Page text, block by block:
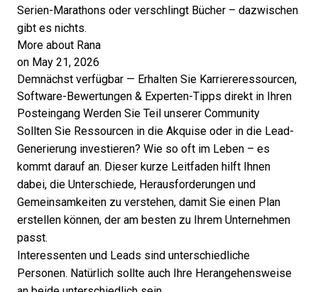
Serien-Marathons oder verschlingt Bücher – dazwischen
gibt es nichts.
More about Rana
on May 21, 2026
Demnächst verfügbar — Erhalten Sie Karriereressourcen,
Software-Bewertungen & Experten-Tipps direkt in Ihren
Posteingang Werden Sie Teil unserer Community
Sollten Sie Ressourcen in die Akquise oder in die Lead-
Generierung investieren? Wie so oft im Leben – es
kommt darauf an. Dieser kurze Leitfaden hilft Ihnen
dabei, die Unterschiede, Herausforderungen und
Gemeinsamkeiten zu verstehen, damit Sie einen Plan
erstellen können, der am besten zu Ihrem Unternehmen
passt.
Interessenten und Leads sind unterschiedliche
Personen. Natürlich sollte auch Ihre Herangehensweise